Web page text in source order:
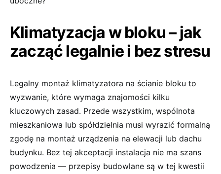
Klimatyzacja w bloku – jak
zacząć legalnie i bez stresu
Legalny montaż klimatyzatora na ścianie bloku to
wyzwanie, które wymaga znajomości kilku
kluczowych zasad. Przede wszystkim, wspólnota
mieszkaniowa lub spółdzielnia musi wyrazić formalną
zgodę na montaż urządzenia na elewacji lub dachu
budynku. Bez tej akceptacji instalacja nie ma szans
powodzenia — przepisy budowlane są w tej kwestii